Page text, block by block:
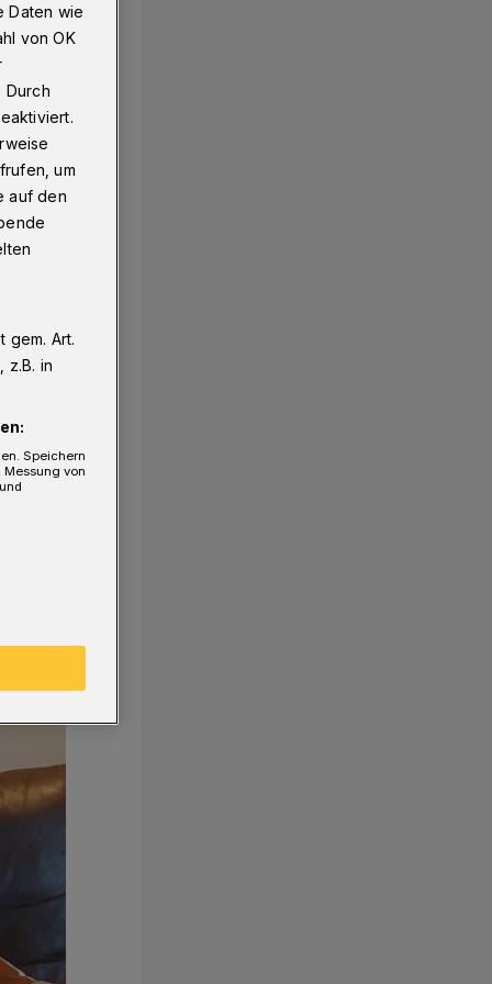
Daten wie
von OK
Durch
um
auf den
gem. Art.
z.B. in
Speichern
von